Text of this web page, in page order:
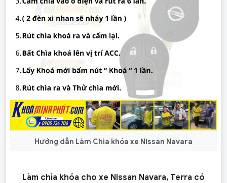
Hướng dẫn Làm Chìa khóa xe Nissan Navara
Làm chìa khóa cho xe Nissan Navara, Terra có